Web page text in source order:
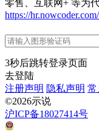
零售、互联网+ 等为
https://hr.nowcoder.com/
3秒后跳转登录页面
去登陆
注册声明 隐私声明 常
©2026示说
沪ICP备18027414号